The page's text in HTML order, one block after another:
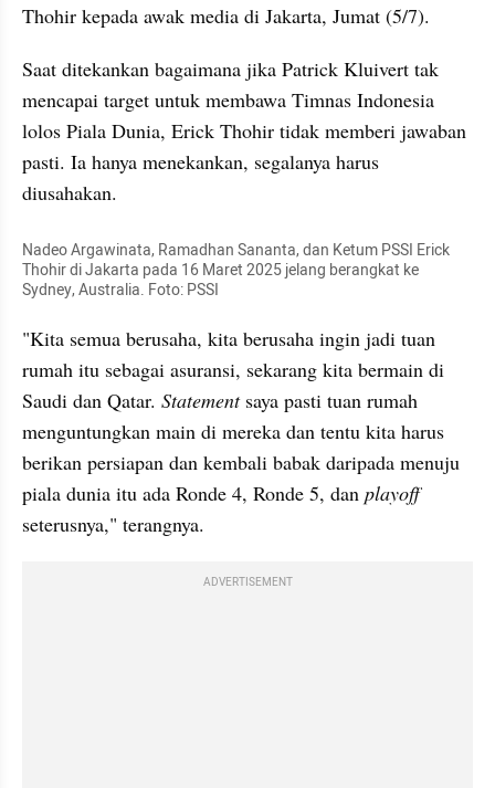
Thohir kepada awak media di Jakarta, Jumat (5/7).
Saat ditekankan bagaimana jika Patrick Kluivert tak
mencapai target untuk membawa Timnas Indonesia
lolos Piala Dunia, Erick Thohir tidak memberi jawaban
pasti. Ia hanya menekankan, segalanya harus
diusahakan.
Nadeo Argawinata, Ramadhan Sananta, dan Ketum PSSI Erick
Thohir di Jakarta pada 16 Maret 2025 jelang berangkat ke
Sydney, Australia. Foto: PSSI
"Kita semua berusaha, kita berusaha ingin jadi tuan
rumah itu sebagai asuransi, sekarang kita bermain di
Saudi dan Qatar. Statement saya pasti tuan rumah
menguntungkan main di mereka dan tentu kita harus
berikan persiapan dan kembali babak daripada menuju
piala dunia itu ada Ronde 4, Ronde 5, dan
playoff
seterusnya," terangnya.
ADVERTISEMENT